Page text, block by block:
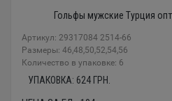
Гольфы мужские Турция
Артикул: 29317084 2514-66
Размеры: 46,48,50,52,54,56
Количество в упаковке: 6
УПАКОВКА: 624 ГРН.